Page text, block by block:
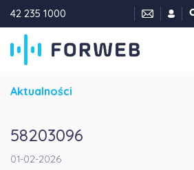
42 235 1000
Aktualności
58203096
01-02-2026